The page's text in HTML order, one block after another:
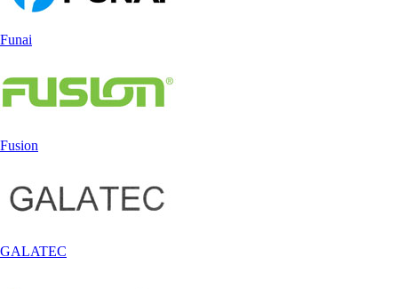
Funai
Fusion
GALATEC